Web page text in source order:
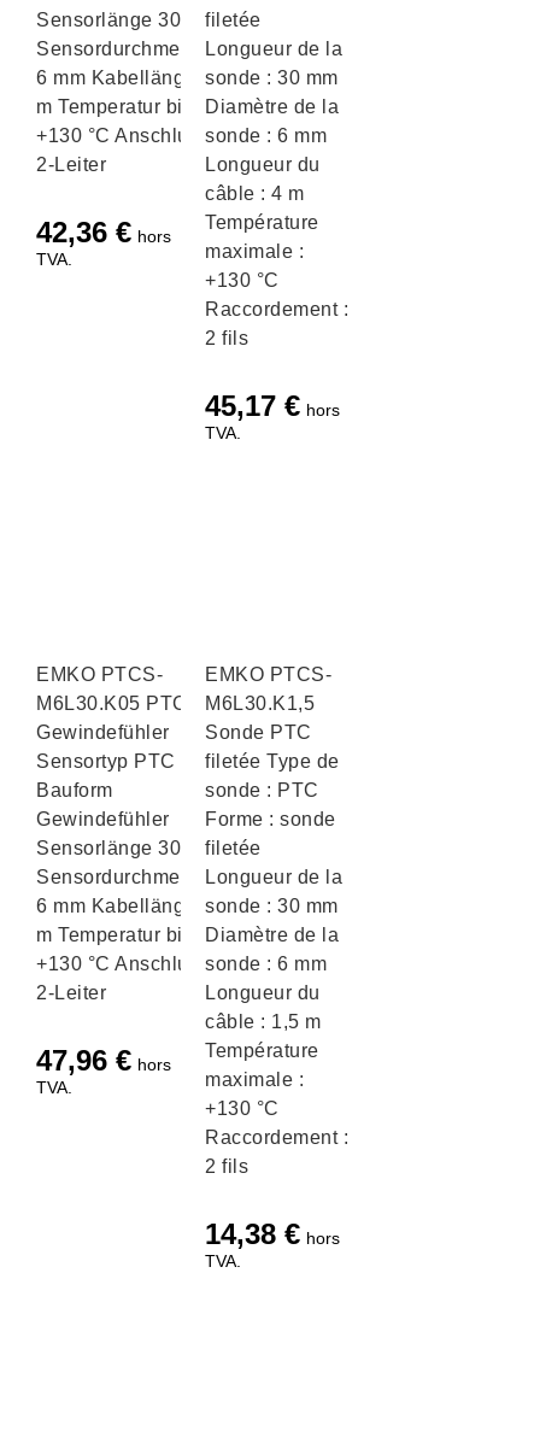
Sensorlänge 30 mm
Sensordurchmesser
6 mm Kabellänge 3
m Temperatur bis
+130 °C Anschluss
2-Leiter
42,36 € hors
TVA.
filetée
Longueur de la
sonde : 30 mm
Diamètre de la
sonde : 6 mm
Longueur du
câble : 4 m
Température
maximale :
+130 °C
Raccordement :
2 fils
45,17 € hors
TVA.
EMKO PTCS-
M6L30.K05 PTC
Gewindefühler
Sensortyp PTC
Bauform
Gewindefühler
Sensorlänge 30 mm
Sensordurchmesser
6 mm Kabellänge 5
m Temperatur bis
+130 °C Anschluss
2-Leiter
47,96 € hors
TVA.
EMKO PTCS-
M6L30.K1,5
Sonde PTC
filetée Type de
sonde : PTC
Forme : sonde
filetée
Longueur de la
sonde : 30 mm
Diamètre de la
sonde : 6 mm
Longueur du
câble : 1,5 m
Température
maximale :
+130 °C
Raccordement :
2 fils
14,38 € hors
TVA.